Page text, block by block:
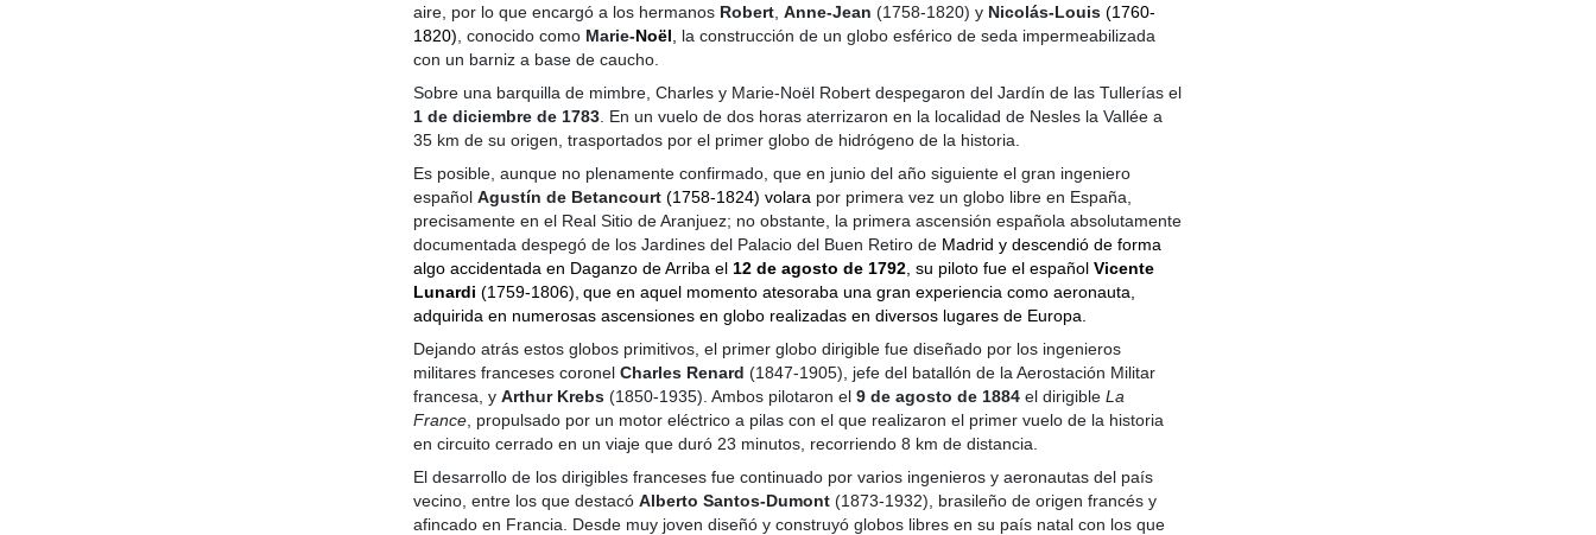
aire, por lo que encargó a los hermanos Robert Anne-Jean (1758-1820) y Nicolás-Louis (1760-
1820) , conocido como Marie-Noël
la construcción de un globo esférico de seda impermeabilizada
con un barniz a base de caucho.
Sobre una barquilla de mimbre, Charles y Marie-Noël Robert despegaron del Jardín de las Tullerías el
1 de diciembre de 1783 . En un vuelo de dos horas aterrizaron en la localidad de Nesles la Vallée a
35 km de su origen, trasportados por el primer globo de hidrógeno de la historia.
Es posible, aunque no plenamente confirmado, que en junio del año siguiente el gran ingeniero
español Agustín de Betancourt (1758-1824) volara por primera vez un globo libre en España,
precisamente en el Real Sitio de Aranjuez; no obstante, la primera ascensión española absolutamente
documentada despegó de los Jardines del Palacio del Buen Retiro de Madrid y descendió de forma
algo accidentada en Daganzo de Arriba el 12 de agosto de 1792 , su piloto fue el español Vicente
Lunardi (1759-1806), que en aquel momento atesoraba una gran experiencia como aeronauta,
adquirida en numerosas ascensiones en globo realizadas en diversos lugares de Europa.
Dejando atrás estos globos primitivos, el primer globo dirigible fue diseñado por los ingenieros
militares franceses coronel Charles Renard (1847-1905), jefe del batallón de la Aerostación Militar
francesa, y Arthur Krebs (1850-1935). Ambos pilotaron el 9 de agosto de 1884 el dirigible La
France , propulsado por un motor eléctrico a pilas con el que realizaron el primer vuelo de la historia
en circuito cerrado en un viaje que duró 23 minutos, recorriendo 8 km de distancia.
El desarrollo de los dirigibles franceses fue continuado por varios ingenieros y aeronautas del país
vecino, entre los que destacó Alberto Santos-Dumont (1873-1932), brasileño de origen francés y
afincado en Francia. Desde muy joven diseñó y construyó globos libres en su país natal con los que